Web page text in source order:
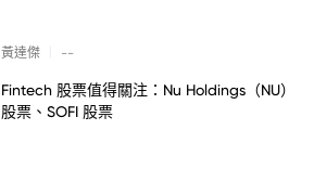
黃達傑 --
Fintech 股票值得關注：Nu Holdings（NU）
股票、SOFI 股票